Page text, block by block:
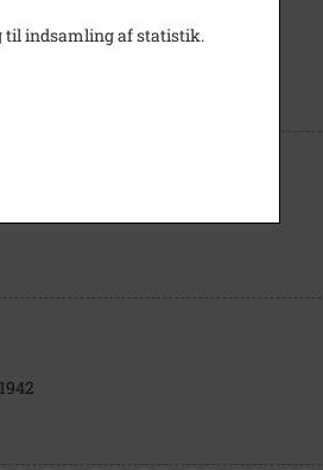
til indsamling af statistik.